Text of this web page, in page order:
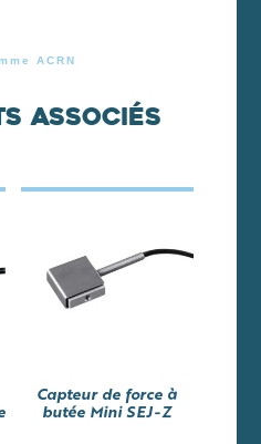
ACRN
associés
Capteur de force à
butée Mini SEJ-Z